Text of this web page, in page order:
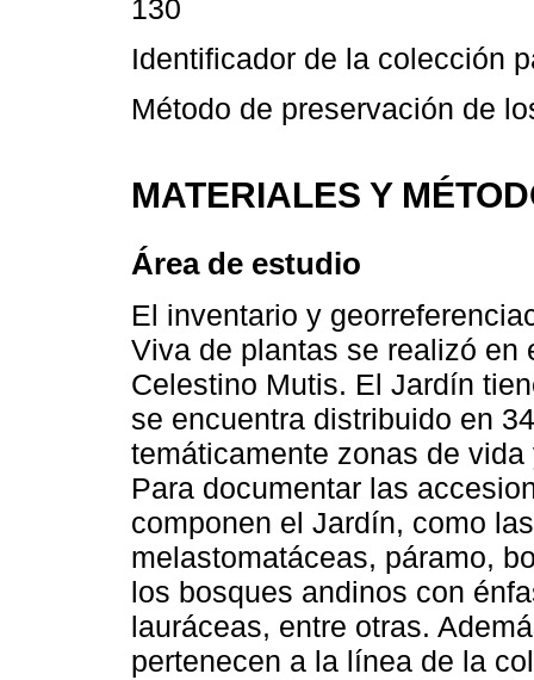
130
Identificador de la colección
Método de preservación de
MATERIALES Y
Área de estudio
El inventario y
Viva de plantas se realizó en
Celestino Mutis. El Jardín
se encuentra distribuido en
temáticamente zonas de
Para documentar las
componen el Jardín, como
melastomatáceas, páramo,
los bosques andinos con
lauráceas, entre otras.
pertenecen a la línea de la